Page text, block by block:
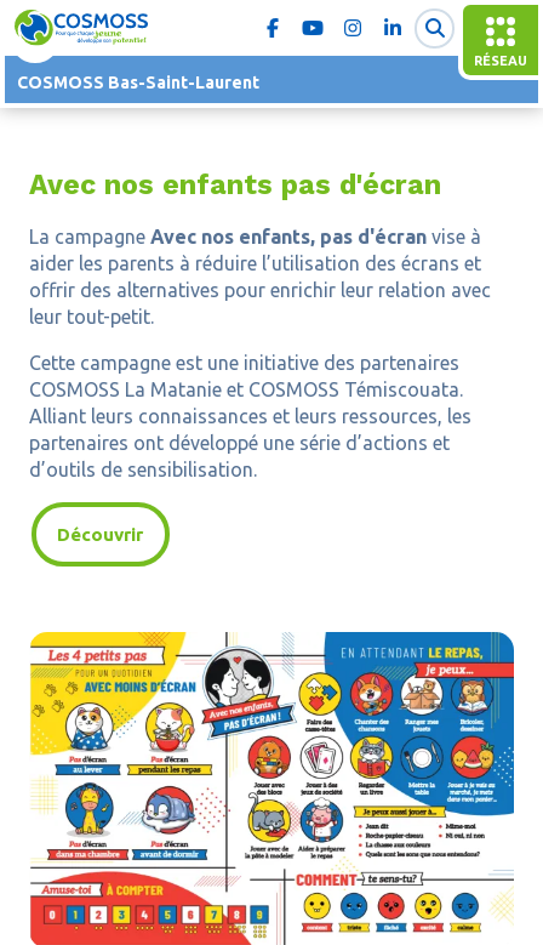
RÉSEAU
COSMOSS Bas-Saint-Laurent
Avec nos enfants pas d'écran
La campagne Avec nos enfants, pas d'écranvise à
aider les parents à réduire l’utilisation des écrans et
offrir des alternatives pour enrichir leur relation avec
leur tout-petit.
Cette campagne est une initiative des partenaires
COSMOSS La Matanie et COSMOSS Témiscouata.
Alliant leurs connaissances et leurs ressources, les
partenaires ont développé une série d’actions et
d’outils de sensibilisation.
Découvrir